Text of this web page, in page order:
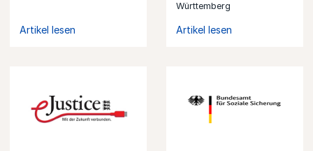
Artikel lesen
Württemberg
Artikel lesen